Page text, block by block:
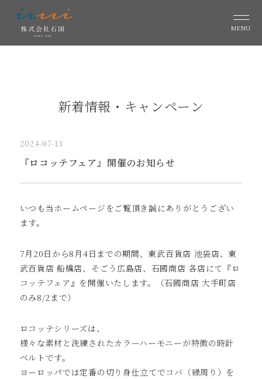
MENU
新着情報・キャンペーン
2024-07-13
『ロコッテフェア』開催のお知らせ
いつも当ホームページをご覧頂き誠にありがとうござい
ます。
7月20日から8月4日までの期間、東武百貨店 池袋店、東
武百貨店 船橋店、そごう広島店、石國商店 各店にて『ロ
コッテフェア』を開催いたします。（石國商店 大手町店
のみ8/2まで）
ロコッテシリーズは、
様々な素材と洗練されたカラーハーモニーが特徴の時計
ベルトです。
ヨーロッパでは定番の切り⾝仕⽴てでコバ（縁周り）を